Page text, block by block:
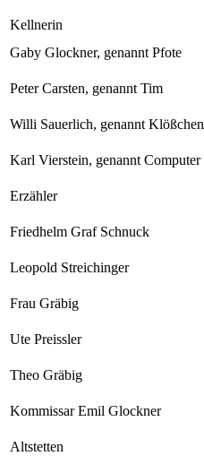
Kellnerin
Gaby Glockner, genannt Pfote
Peter Carsten, genannt Tim
Willi Sauerlich, genannt Klößchen
Karl Vierstein, genannt Computer
Erzähler
Friedhelm Graf Schnuck
Leopold Streichinger
Frau Gräbig
Ute Preissler
Theo Gräbig
Kommissar Emil Glockner
Altstetten